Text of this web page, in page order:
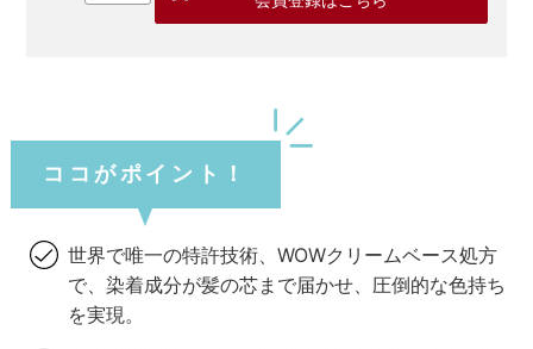
ココがポイント！
世界で唯一の特許技術、WOWクリームベース処方
で、染着成分が髪の芯まで届かせ、圧倒的な色持ち
を実現。